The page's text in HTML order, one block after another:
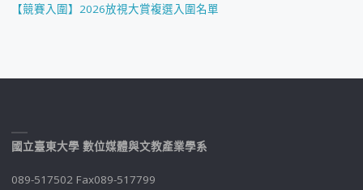
【競賽入圍】2026放視大賞複選入圍名單
國立臺東大學 數位媒體與文教產業學系
089-517502 Fax089-517799